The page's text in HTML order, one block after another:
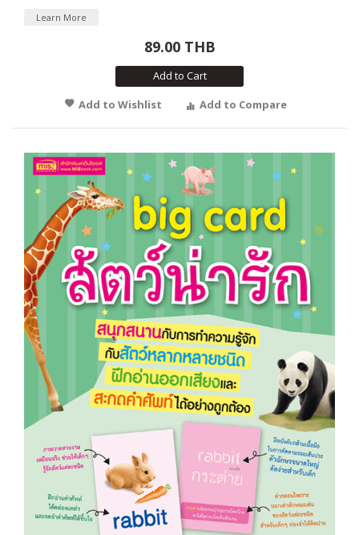
Learn More
89.00 THB
Add to Cart
Add to Wishlist
Add to Compare